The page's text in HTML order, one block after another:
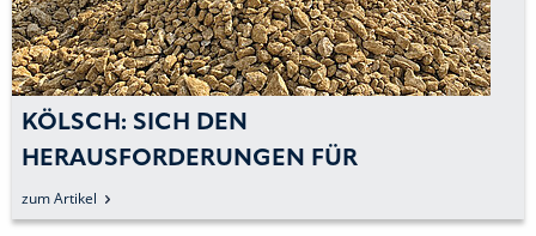
KÖLSCH: SICH DEN
HERAUSFORDERUNGEN FÜR
»STUTTGART 21« GEWACHSEN ZEIGEN
zum Artikel